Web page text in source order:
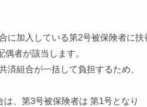
加入している第2号被保険者に扶
偶者が該当します。
組合が一括して負担するため、
、第3号被保険者は 第1号となり